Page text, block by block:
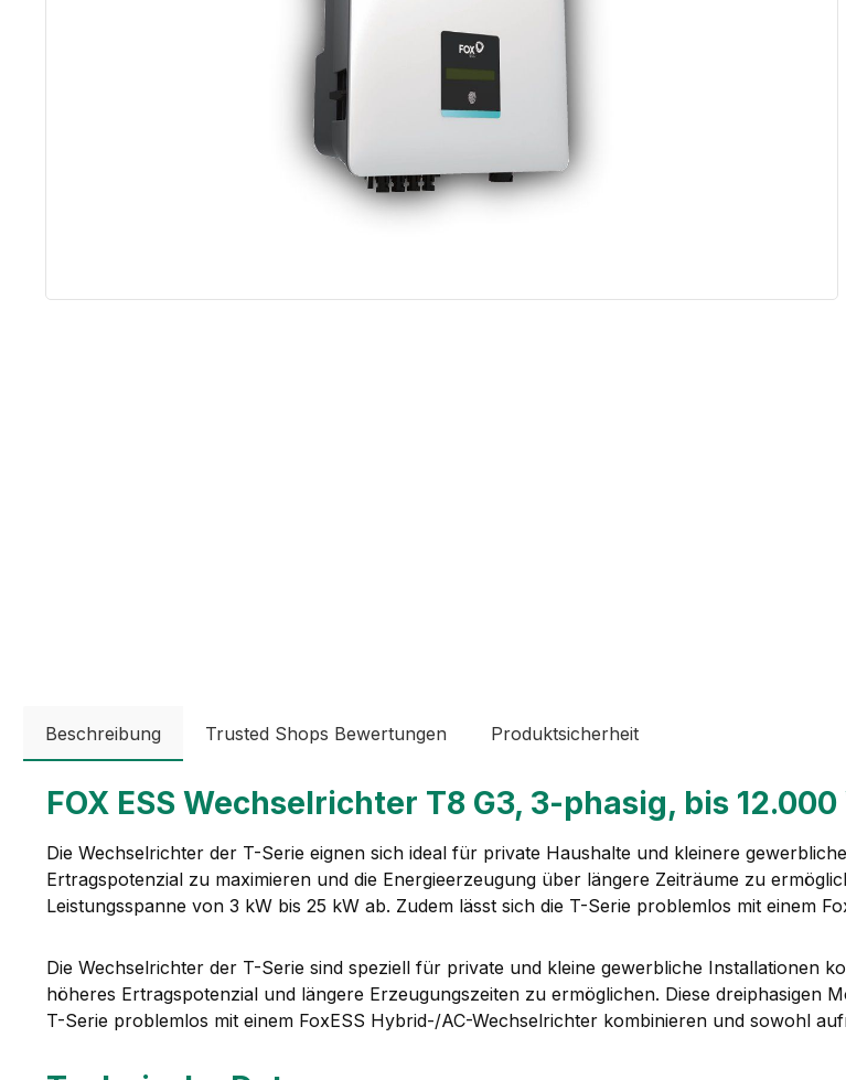
Beschreibung Trusted Shops Bewertungen Produktsicherheit
FOX ESS Wechselrichter T8 G3, 3-phasig, bis 12.000
Die Wechselrichter der T-Serie eignen sich ideal für private Haushalte und kleinere
Ertragspotenzial zu maximieren und die Energieerzeugung über längere Zeiträume zu
Leistungsspanne von 3 kW bis 25 kW ab. Zudem lässt sich die T-Serie problemlos mit einem
Die Wechselrichter der T-Serie sind speziell für private und kleine gewerbliche Installationen
höheres Ertragspotenzial und längere Erzeugungszeiten zu ermöglichen. Diese dreiphasigen
T-Serie problemlos mit einem FoxESS Hybrid-/AC-Wechselrichter kombinieren und sowohl